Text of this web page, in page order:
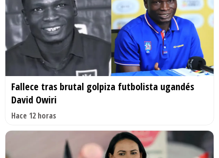
Fallece tras brutal golpiza futbolista ugandés
David Owiri
Hace 12 horas